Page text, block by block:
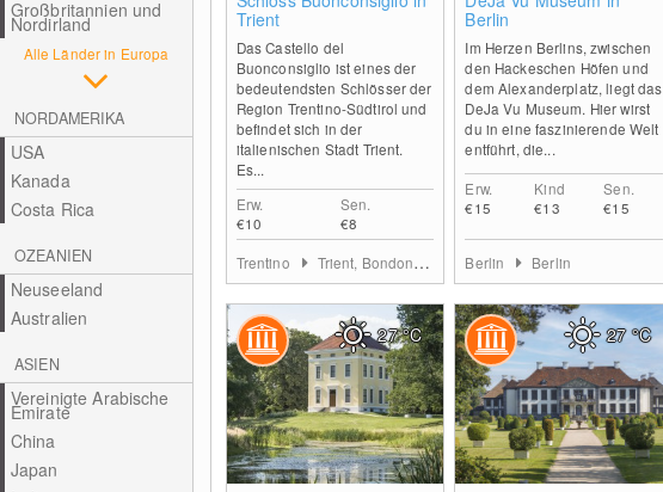
Großbritannien und
Nordirland
Alle Länder in Europa
NORDAMERIKA
USA
Kanada
Costa Rica
OZEANIEN
Neuseeland
Australien
ASIEN
Vereinigte Arabische
Emirate
China
Japan
Trient
Das Castello del
Buonconsiglio ist eines der
bedeutendsten Schlösser der
Region Trentino-Südtirol und
befindet sich in der
italienischen Stadt Trient.
Es...
Erw.
€10
Sen.
€8
Trentino Trient, Bondone, Valle dei Laghi, Rotaliana
Berlin
Im Herzen Berlins, zwischen
den Hackeschen Höfen und
dem Alexanderplatz, liegt das
DeJa Vu Museum. Hier wirst
du in eine faszinierende Welt
entführt, die...
Erw.
€15
Kind
€13
Sen.
€15
Berlin Berlin
27°C 27°C